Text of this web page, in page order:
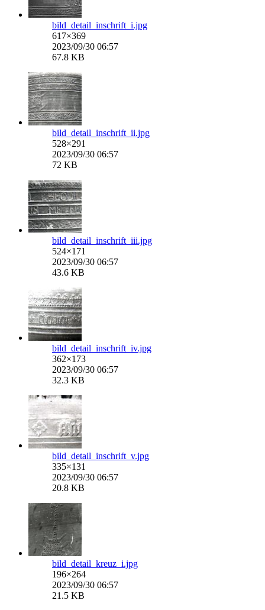
bild_detail_inschrift_i.jpg
617×369
2023/09/30 06:57
67.8 KB
bild_detail_inschrift_ii.jpg
528×291
2023/09/30 06:57
72 KB
bild_detail_inschrift_iii.jpg
524×171
2023/09/30 06:57
43.6 KB
bild_detail_inschrift_iv.jpg
362×173
2023/09/30 06:57
32.3 KB
bild_detail_inschrift_v.jpg
335×131
2023/09/30 06:57
20.8 KB
bild_detail_kreuz_i.jpg
196×264
2023/09/30 06:57
21.5 KB